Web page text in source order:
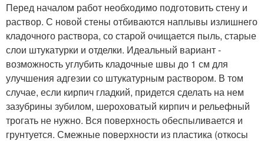
Перед началом работ необходимо подготовить стену и
раствор. С новой стены отбиваются наплывы излишнего
кладочного раствора, со старой очищается пыль, старые
слои штукатурки и отделки. Идеальный вариант -
возможность углубить кладочные швы до 1 см для
улучшения адгезии со штукатурным раствором. В том
случае, если кирпич гладкий, придется сделать на нем
зазубрины зубилом, шероховатый кирпич и рельефный
трогать не нужно. Вся поверхность обеспыливается и
грунтуется. Смежные поверхности из пластика (откосы